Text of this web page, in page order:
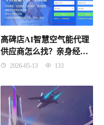
高碑店AI智慧空气能代理
供应商怎么找？亲身经历
教你避坑选对不吃亏
2026-05-13 133